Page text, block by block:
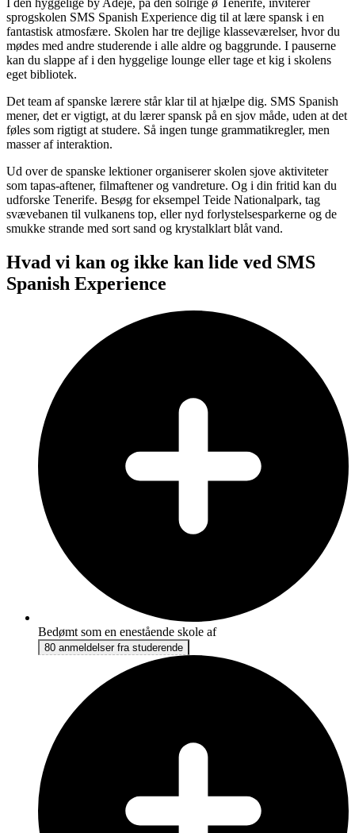
I den hyggelige by Adeje, på den solrige ø Tenerife, inviterer
sprogskolen SMS Spanish Experience dig til at lære spansk i en
fantastisk atmosfære. Skolen har tre dejlige klasseværelser, hvor du
mødes med andre studerende i alle aldre og baggrunde. I pauserne
kan du slappe af i den hyggelige lounge eller tage et kig i skolens
eget bibliotek.
Det team af spanske lærere står klar til at hjælpe dig. SMS Spanish
mener, det er vigtigt, at du lærer spansk på en sjov måde, uden at det
føles som rigtigt at studere. Så ingen tunge grammatikregler, men
masser af interaktion.
Ud over de spanske lektioner organiserer skolen sjove aktiviteter
som tapas-aftener, filmaftener og vandreture. Og i din fritid kan du
udforske Tenerife. Besøg for eksempel Teide Nationalpark, tag
svævebanen til vulkanens top, eller nyd forlystelsesparkerne og de
smukke strande med sort sand og krystalklart blåt vand.
Hvad vi kan og ikke kan lide ved SMS
Spanish Experience
Bedømt som en enestående skole af
80 anmeldelser fra studerende